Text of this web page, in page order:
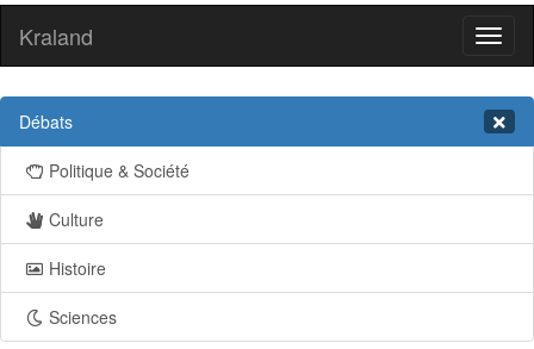
Kraland
Débats
Politique & Société
Culture
Histoire
Sciences